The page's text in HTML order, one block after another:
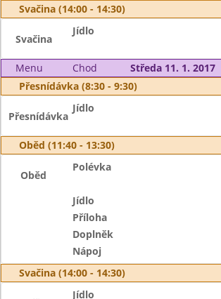
Svačina (14:00 - 14:30)
Svačina
Jídlo
Menu Chod
Středa 11. 1. 2017
Přesnídávka (8:30 - 9:30)
Přesnídávka
Jídlo
Oběd (11:40 - 13:30)
Oběd
Polévka
Jídlo
Příloha
Doplněk
Nápoj
Svačina (14:00 - 14:30)
Jídlo